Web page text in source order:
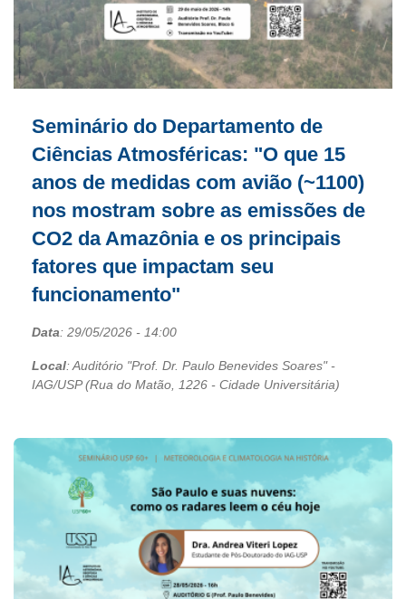
Seminário do Departamento de
Ciências Atmosféricas: "O que 15
anos de medidas com avião (~1100)
nos mostram sobre as emissões de
CO2 da Amazônia e os principais
fatores que impactam seu
funcionamento"
Data: 29/05/2026 - 14:00
Local: Auditório "Prof. Dr. Paulo Benevides Soares" -
IAG/USP (Rua do Matão, 1226 - Cidade Universitária)